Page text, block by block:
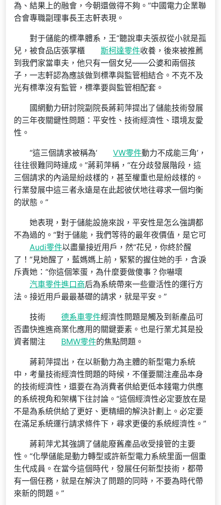
為、結果上的融會，今朝還做得不夠。”中國電力企業聯
合會專職副理事長王志軒表現。
對于儲能的標準體系，王“聽說車夫張叔從小就是孤
兒，被食品店張掌櫃
斯柯達零件收養，後來被推薦
到我們家當車夫，他只有一個女兒——公婆和兩個孩
子，一志軒認為應該做到標準與監管相結合。不克不及
光有標準沒有監管，標準要與監管相配套。
國網動力研討院副院長蔣莉萍提出了儲能技術發展
的三年夜關鍵性問題：平安性、技術經濟性、環境友愛
性。
“這三個請求被稱為‘ VW零件動力不成能三角’，
往往很難同時達成。”蔣莉萍稱，“在分歧發展階段，這
三個請求的內涵是紛歧樣的，甚至權重也是紛歧樣的。
行業發展中這三者永遠是在此起彼伏地往尋求一個均衡
的狀態。”
她表現，對于儲能設施來說，平安性是怎么強調都
不為過的。“對于儲能，我們等待的最年夜價值，是它可
Audi零件以盡量接近用戶，然“花兒，你終於醒
了！”見她醒了，藍媽媽上前，緊緊的握住她的手，含淚
斥責她：“你這個笨蛋，為什麼要做傻事？你嚇壞
汽車零件進口商后為系統帶來一些靈活性的運行方
法。接近用戶最最基礎的請求，就是平安。”
技術 德系車零件經濟性問題是觸及到新產品可
否盡快進進商業化應用的關鍵要素。也是行業尤其是投
資者關注
BMW零件的焦點問題。
蔣莉萍提出，在以新動力為主體的新型電力系統
中，考量技術經濟性問題的時候，不僅要關注產品本身
的技術經濟性，還要在為消費者供給更低本錢電力供應
的系統視角和架構下往討論。“這個經濟性必定要放在是
不是為系統供給了更好、更精細的解決計劃上。必定要
在滿足系統運行請求條件下，尋求更優的系統經濟性。”
蔣莉萍尤其強調了儲能廢舊產品收受接管的主要
性。“化學儲能是動力轉型或許新型電力系統里面一個重
生代成員。在當今這個時代，發展任何新型技術，都帶
有一個任務，就是在解決了問題的同時，不要為時代帶
來新的問題。”